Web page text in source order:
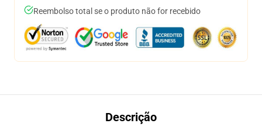
Reembolso total se o produto não for recebido
Descrição